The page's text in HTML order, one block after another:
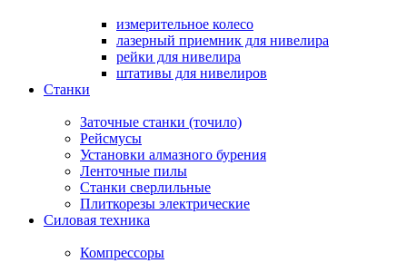
измерительное колесо
лазерный приемник для нивелира
рейки для нивелира
штативы для нивелиров
Станки
Заточные станки (точило)
Рейсмусы
Установки алмазного бурения
Ленточные пилы
Станки сверлильные
Плиткорезы электрические
Силовая техника
Компрессоры